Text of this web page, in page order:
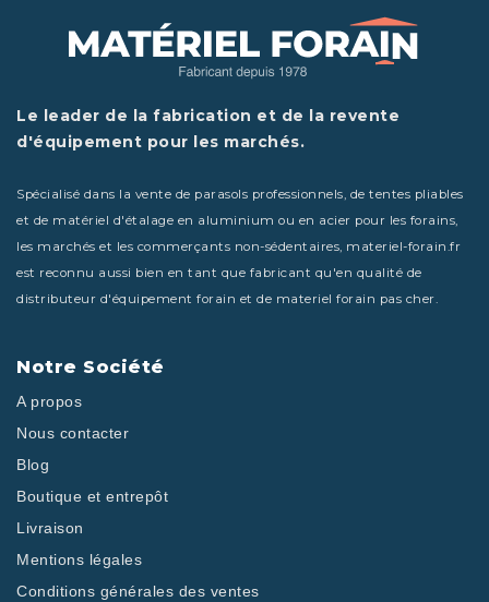
Le leader de la fabrication et de la revente
d'équipement pour les marchés.
Spécialisé dans la vente de parasols professionnels, de tentes pliables
et de matériel d'étalage en aluminium ou en acier pour les forains,
les marchés et les commerçants non-sédentaires, materiel-forain.fr
est reconnu aussi bien en tant que fabricant qu'en qualité de
distributeur d'équipement forain et de materiel forain pas cher.
Notre Société
A propos
Nous contacter
Blog
Boutique et entrepôt
Livraison
Mentions légales
Conditions générales des ventes